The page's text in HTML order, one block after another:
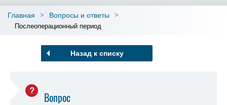
Главная Вопросы и ответы
Послеоперационный период
Назад к списку
Вопрос